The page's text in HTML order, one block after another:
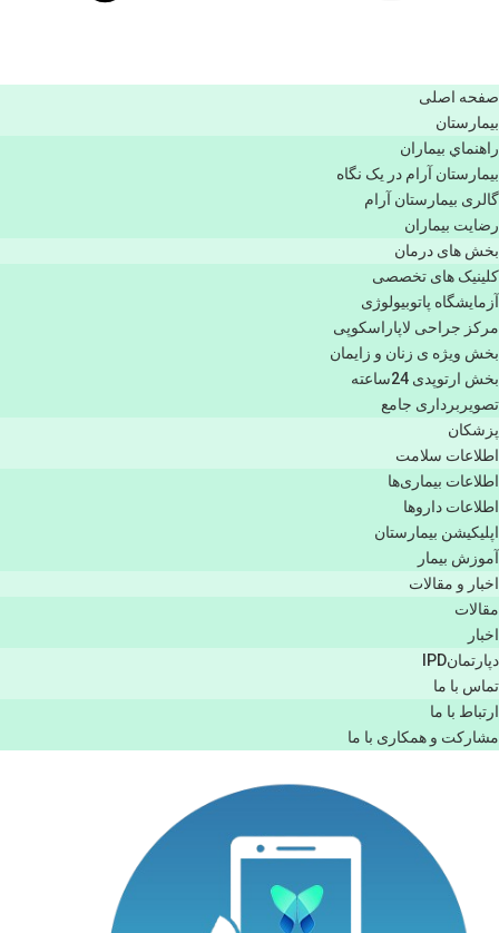
صفحه اصلی
بيمارستان
راهنماي بیماران
بیمارستان آرام در یک نگاه
گالری بیمارستان آرام
رضایت بیماران
بخش های درمان
کلینیک های تخصصی
آزمایشگاه پاتوبیولوژی
مرکز جراحی لاپاراسکوپی
بخش ویژه ی زنان و زایمان
بخش ارتوپدی 24ساعته
تصویربرداری جامع
پزشكان
اطلاعات سلامت
اطلاعات بیماری‌ها
اطلاعات دارو‌ها
اپليكيشن بيمارستان
آموزش بیمار
اخبار و مقالات
مقالات
اخبار
دپارتمانIPD
تماس با ما
ارتباط با ما
مشاركت و همكاری با ما